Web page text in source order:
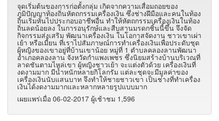
จุดเริ่มต้นของการก่อตั้งกลุ่ม เกิดจากความเสื่อมถอยของ
ภูมิปัญญาท้องถิ่นหัตถกรรมเครื่องเงิน ซึ่งช่างฝีมือและคนในท้อง
ถิ่นเริ่มหันไปประกอบอาชีพอื่น ทำให้หัตถกรรมเครื่องเงินในท้อง
ถิ่นลดน้อยลง ในการอนุรักษ์และสืบสานมรดกชิ้นนี้ขึ้น จึงจัด
กิจกรรมส่งเสริม พัฒนาเครื่องเงิน ในโอกาสจัดงาน ชาวเขาเผ่า
เย้า หรือเมี้ยน ที่เราไปสัมภาษณ์การทำเครื่องเงินเพื่อประดับชุด
ผู้หญิงของเขาอยู่ที่บ้านเขาน้อย หมู่ที่ 1 ตำบลคลองลานพัฒนา
อำเภอคลองลาน จังหวัดกำแพงเพชร ซึ่งนิยมสร้างบ้านบริเวณที่
ลาดชันตามไหล่เขา ผู้หญิงชาวเย้า จะแต่งตัวด้วย เครื่องเงินที่
งดงามมาก มีน้ำหนักหลายกิโลกรัม แต่ละชุดจะมีมูลค่าของ
เครื่องเงินนับแสนบาท จึงทำให้ชายชาวเขา เป็นช่างที่ทำเครื่อง
เงินได้งดงามมากและหลากหลายรูปแบบมาก
เผยแพร่เมื่อ 06-02-2017 ผู้เช้าชม 1,596